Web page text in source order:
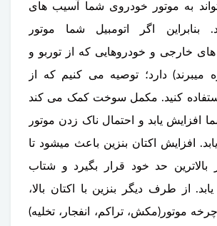
به موتور خودروی شما آسیب های
بنابراین اگر اتومبیل شما موتور
خارجی و خودروهایی که از توربو و
میبرند) دارد؛ توصیه می کنیم که از
کنید. مکمل سوخت کمک می کند
افزایش یابد و احتمال ناک زدن موتور
افزایش اکتان بنزین باعث میشود تا
حد خود قرار بگیرد و شتاب
از طرف دیگر بنزین با اکتان بالا،
موتور(مکش، تراکم، انفجار، تخلیه)